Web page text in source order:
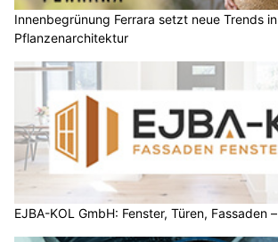
Innenbegrünung Ferrara setzt neue Trends
Pflanzenarchitektur
EJBA-KOL GmbH: Fenster, Türen, Fassaden